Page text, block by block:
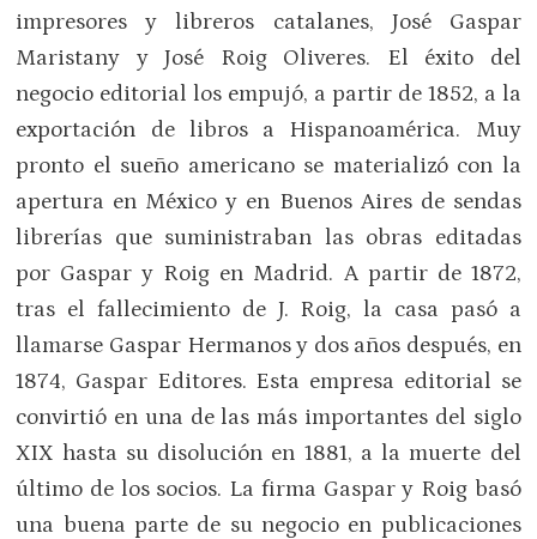
impresores y libreros catalanes, José Gaspar
Maristany y José Roig Oliveres. El éxito del
negocio editorial los empujó, a partir de 1852, a la
exportación de libros a Hispanoamérica. Muy
pronto el sueño americano se materializó con la
apertura en México y en Buenos Aires de sendas
librerías que suministraban las obras editadas
por Gaspar y Roig en Madrid. A partir de 1872,
tras el fallecimiento de J. Roig, la casa pasó a
llamarse Gaspar Hermanos y dos años después, en
1874, Gaspar Editores. Esta empresa editorial se
convirtió en una de las más importantes del siglo
XIX hasta su disolución en 1881, a la muerte del
último de los socios. La firma Gaspar y Roig basó
una buena parte de su negocio en publicaciones